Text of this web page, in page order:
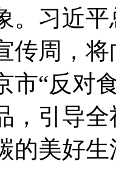
。习近
传周，
市“反对
，引导
的美好生